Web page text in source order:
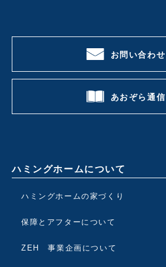
お問い合わせ
あおぞら通信
ハミングホームについて
ハミングホームの家づくり
保障とアフターについて
ZEH 事業企画について